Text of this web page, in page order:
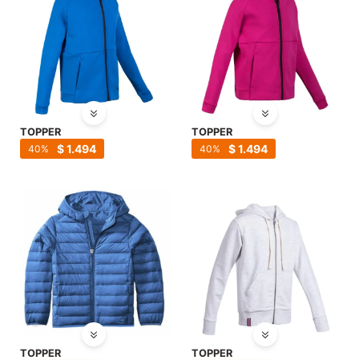
TOPPER
$1.494
40
TOPPER
$1.494
40
TOPPER TOPPER